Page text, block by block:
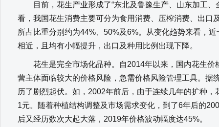
目前，花生产业形成了“东北及鲁豫生产、山东加工、
看，我国花生消费主要可分为食用消费、压榨消费、出口
所占比重分别约为44%、50%及6%。从变化趋势来看，
相近，且均有小幅提升，出口及种用比例出现下降。
花生是完全市场化品种。自2014年以来，国内花生价
营主体面临较大的价格风险，急需价格风险管理工具。据
历了剧烈起伏。如，2002年前后，由于连续几年的扩种
1元。随着种植结构调整及市场需求变化，到了6年后的
后又经历数次大起大落，2019年价格波动幅度达45%。